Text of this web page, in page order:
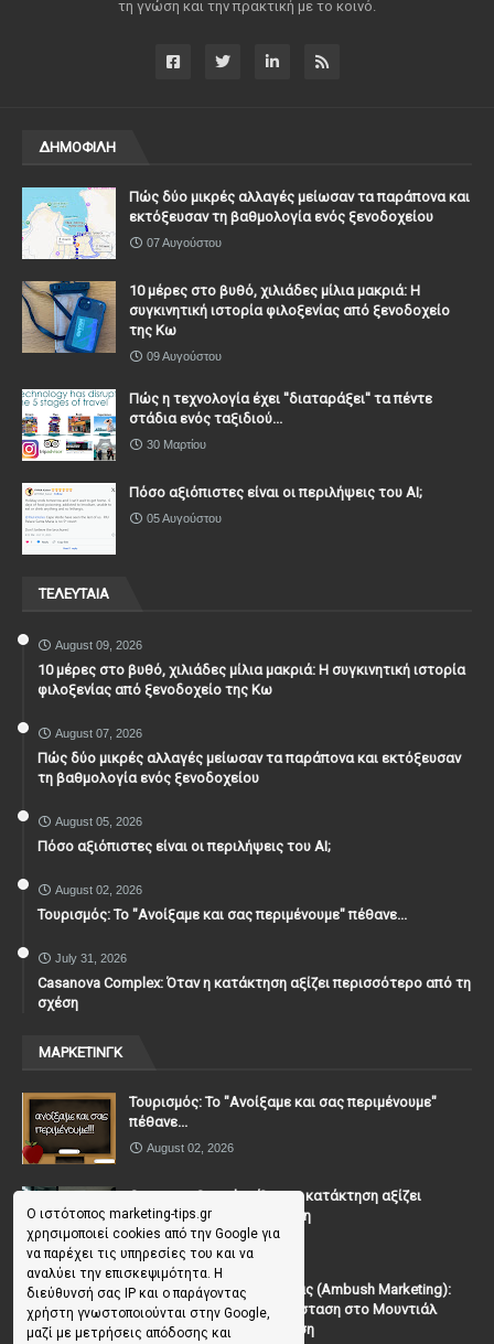
Ο ιστότοπος marketing-tips.gr
χρησιμοποιεί cookies από την Google για
να παρέχει τις υπηρεσίες του και να
αναλύει την επισκεψιμότητα. Η
διεύθυνσή σας IP και ο παράγοντας
χρήστη γνωστοποιούνται στην Google,
μαζί με μετρήσεις απόδοσης και
τη γνώση και την πρακτική με το κοινό.
ΔΗΜΟΦΙΛΗ
Πώς δύο μικρές αλλαγές μείωσαν τα παράπονα και
εκτόξευσαν τη βαθμολογία ενός ξενοδοχείου
07 Αυγούστου
10 μέρες στο βυθό, χιλιάδες μίλια μακριά: Η
συγκινητική ιστορία φιλοξενίας από ξενοδοχείο
της Κω
09 Αυγούστου
Πώς η τεχνολογία έχει ''διαταράξει'' τα πέντε
στάδια ενός ταξιδιού...
30 Μαρτίου
Πόσο αξιόπιστες είναι οι περιλήψεις του ΑΙ;
05 Αυγούστου
ΤΕΛΕΥΤΑΙΑ
August 09, 2026
10 μέρες στο βυθό, χιλιάδες μίλια μακριά: Η συγκινητική ιστορία
φιλοξενίας από ξενοδοχείο της Κω
August 07, 2026
Πώς δύο μικρές αλλαγές μείωσαν τα παράπονα και εκτόξευσαν
τη βαθμολογία ενός ξενοδοχείου
August 05, 2026
Πόσο αξιόπιστες είναι οι περιλήψεις του ΑΙ;
August 02, 2026
Τουρισμός: Το "Ανοίξαμε και σας περιμένουμε" πέθανε...
July 31, 2026
Casanova Complex: Όταν η κατάκτηση αξίζει περισσότερο από τη
σχέση
ΜΑΡΚΕΤΙΝΓΚ
Τουρισμός: Το "Ανοίξαμε και σας περιμένουμε"
πέθανε...
August 02, 2026
Casanova Complex: Όταν η κατάκτηση αξίζει
περισσότερο από τη σχέση
July 31, 2026
To Μάρκετινγκ της Ενέδρας (Ambush Marketing):
Πώς να κλέψεις την παράσταση στο Μουντιάλ
χωρίς (επίσημη) πρόσκληση